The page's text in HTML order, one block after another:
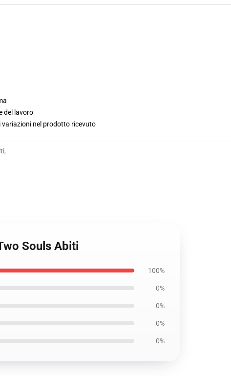
del lavoro
variazioni nel prodotto ricevuto
,
Souls Abiti
100%
0%
0%
0%
0%